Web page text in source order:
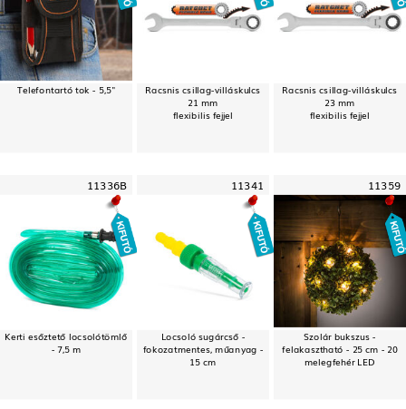
Telefontartó tok - 5,5" Racsnis csillag-villáskulcs
21 mm
flexibilis fejjel
Racsnis csillag-villáskulcs
23 mm
flexibilis fejjel
11336B
Kerti esőztető locsolótömlő
- 7,5 m
11341
Locsoló sugárcső -
fokozatmentes, műanyag -
15 cm
11359
Szolár bukszus -
felakasztható - 25 cm - 20
melegfehér LED